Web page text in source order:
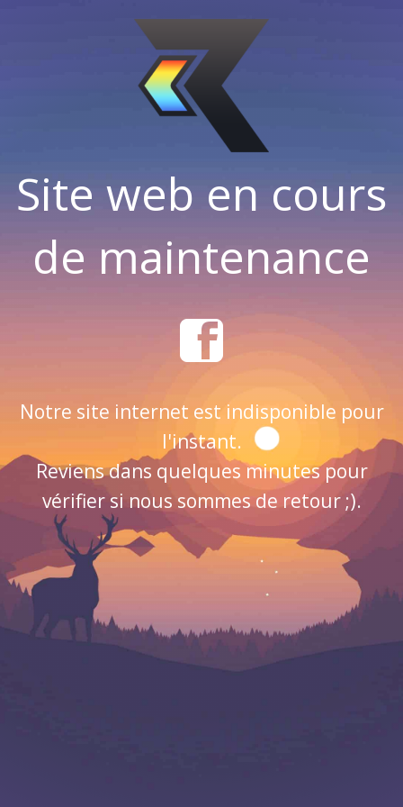
Site web en cours
de maintenance
Notre site internet est indisponible pour
l'instant.
Reviens dans quelques minutes pour
vérifier si nous sommes de retour ;).